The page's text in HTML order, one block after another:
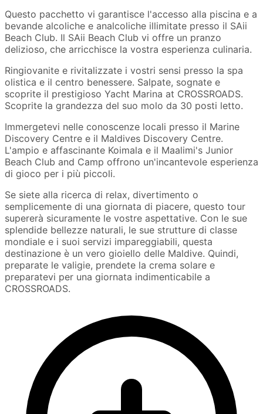
Questo pacchetto vi garantisce l'accesso alla piscina e a
bevande alcoliche e analcoliche illimitate presso il SAii
Beach Club. Il SAii Beach Club vi offre un pranzo
delizioso, che arricchisce la vostra esperienza culinaria.
Ringiovanite e rivitalizzate i vostri sensi presso la spa
olistica e il centro benessere. Salpate, sognate e
scoprite il prestigioso Yacht Marina at CROSSROADS.
Scoprite la grandezza del suo molo da 30 posti letto.
Immergetevi nelle conoscenze locali presso il Marine
Discovery Centre e il Maldives Discovery Centre.
L'ampio e affascinante Koimala e il Maalimi's Junior
Beach Club and Camp offrono un'incantevole esperienza
di gioco per i più piccoli.
Se siete alla ricerca di relax, divertimento o
semplicemente di una giornata di piacere, questo tour
supererà sicuramente le vostre aspettative. Con le sue
splendide bellezze naturali, le sue strutture di classe
mondiale e i suoi servizi impareggiabili, questa
destinazione è un vero gioiello delle Maldive. Quindi,
preparate le valigie, prendete la crema solare e
preparatevi per una giornata indimenticabile a
CROSSROADS.